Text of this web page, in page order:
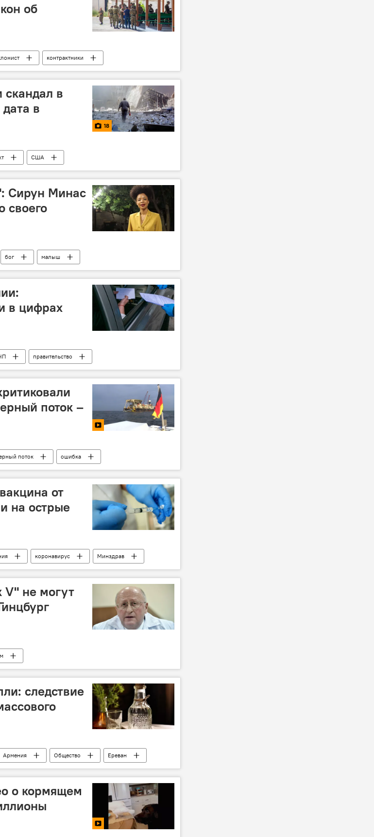
об
контрактники
военнослужащий
скандал в
в
18
США
Сирун Минас
своего
бог малыш
в цифрах
правительство
поток –
поток
ошибка
от
на острые
коронавирус
Минздрав
V" не могут
следствие
Армения Общество
Ереван
о кормящем